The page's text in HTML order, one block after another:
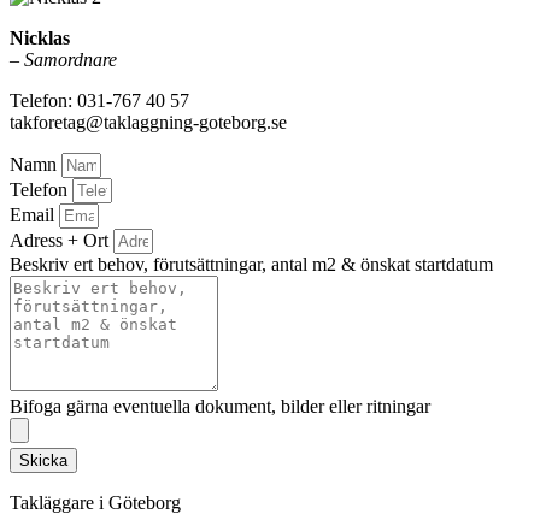
Nicklas
– Samordnare
Telefon: 031-767 40 57
takforetag@taklaggning-goteborg.se
Namn
Telefon
Email
Adress + Ort
Beskriv ert behov, förutsättningar, antal m2 & önskat startdatum
Bifoga gärna eventuella dokument, bilder eller ritningar
Skicka
Takläggare i Göteborg